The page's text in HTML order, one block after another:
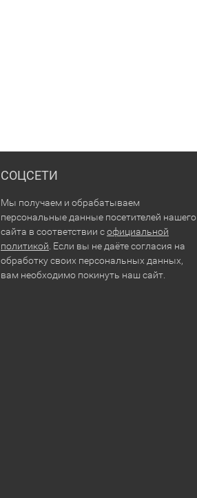
СОЦСЕТИ
Мы получаем и обрабатываем
персональные данные посетителей нашего
сайта в соответствии софициальной
политикой . Если вы не даёте согласия на
обработку своих персональных данных,
вам необходимо покинуть наш сайт.